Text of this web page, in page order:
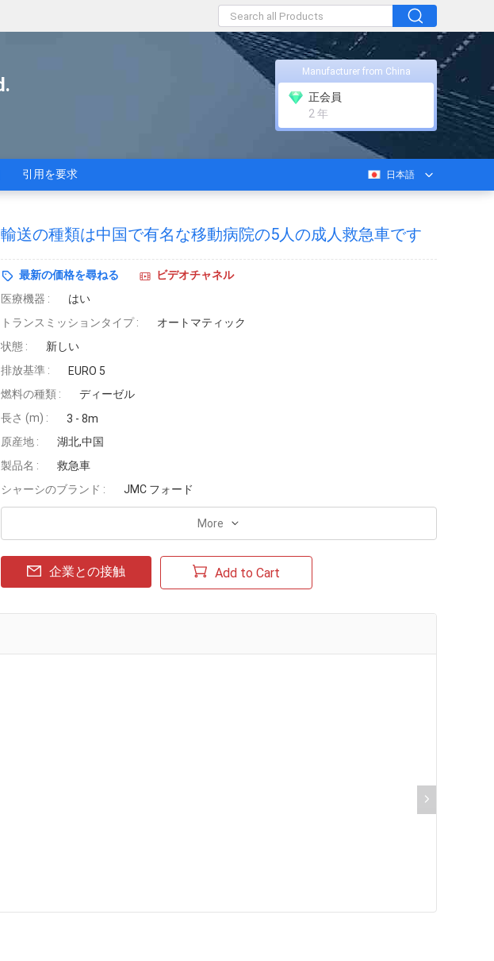
Manufacturer from China
正会員
2 年
引用を要求 日本語
輸送の種類は中国で有名な移動病院の5人の成人救急車です
最新の価格を尋ねる
ビデオチャネル
医療機器 :
はい
トランスミッションタイプ :
オートマティック
状態 :
新しい
排放基準 :
EURO 5
燃料の種類 :
ディーゼル
長さ (m) :
3 - 8m
原産地 :
湖北,中国
製品名 :
救急車
シャーシのブランド :
JMC フォード
More
企業との接触 Add to Cart